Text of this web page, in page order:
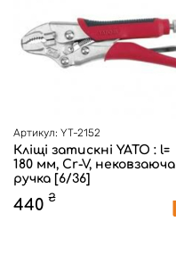
Артикул: YT-2152
Кліщі затискні YATO : l=
180 мм, Cr-V, нековзаюча
ручка [6/36]
440 ₴